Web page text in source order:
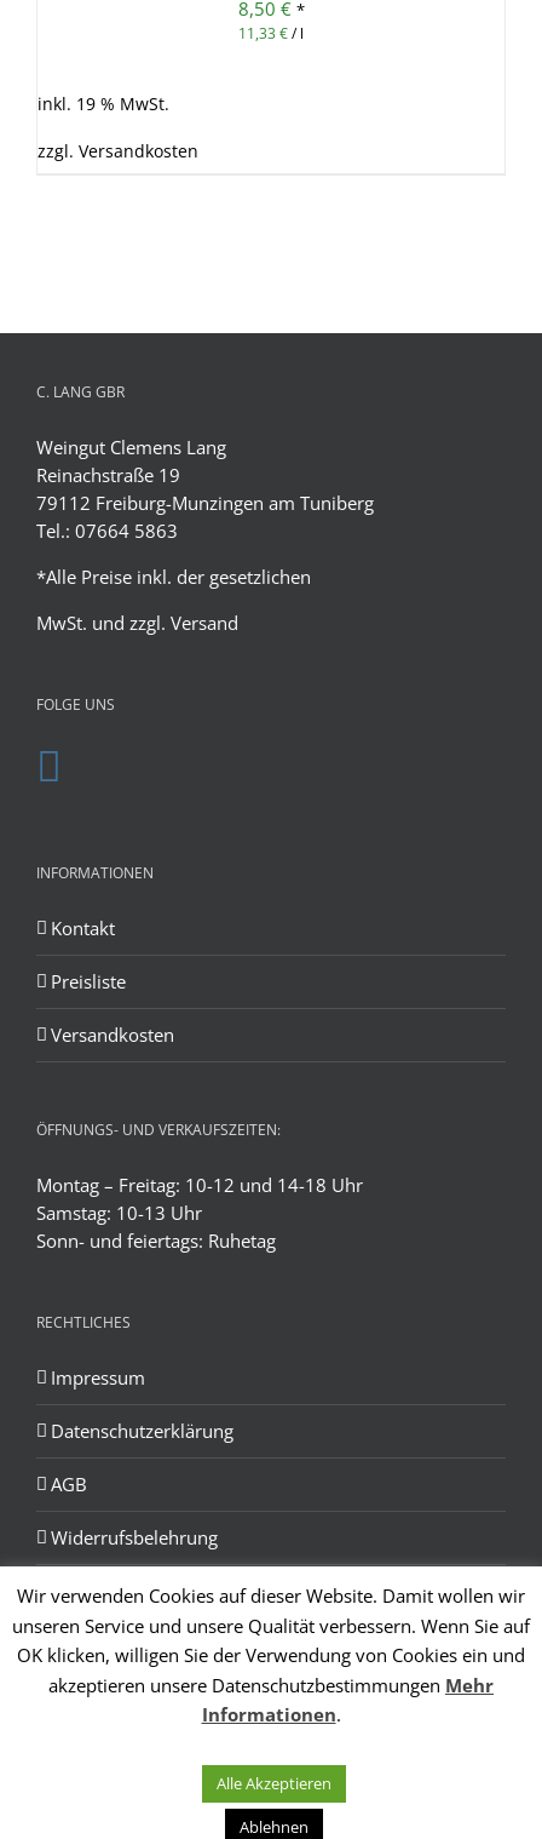
8,50 € *
11,33€/l
inkl. 19 % MwSt.
zzgl. Versandkosten
C. LANG GBR
Weingut Clemens Lang
Reinachstraße 19
79112 Freiburg-Munzingen am Tuniberg
Tel.: 07664 5863
*Alle Preise inkl. der gesetzlichen
MwSt. und zzgl. Versand
FOLGE UNS
INFORMATIONEN
Kontakt
Preisliste
Versandkosten
ÖFFNUNGS- UND VERKAUFSZEITEN:
Montag – Freitag: 10-12 und 14-18 Uhr
Samstag: 10-13 Uhr
Sonn- und feiertags: Ruhetag
RECHTLICHES
Impressum
Datenschutzerklärung
AGB
Widerrufsbelehrung
Vertrag widerrufen
© 2026 Weingut C. Lang
Wir verwenden Cookies auf dieser Website. Damit wollen wir
unseren Service und unsere Qualität verbessern. Wenn Sie auf
OK klicken, willigen Sie der Verwendung von Cookies ein und
akzeptieren unsere Datenschutzbestimmungen Mehr
Informationen.
Alle Akzeptieren
Ablehnen